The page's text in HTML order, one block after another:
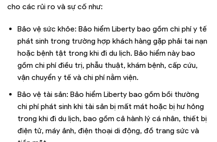
cho các rủi ro và sự cố như:
Bảo vệ sức khỏe: Bảo hiểm Liberty bao gồm chi phí y tế
phát sinh trong trường hợp khách hàng gặp phải tai nạn
hoặc bệnh tật trong khi đi du lịch. Bảo hiểm này bao
gồm chi phí điều trị, phẫu thuật, khám bệnh, cấp cứu,
vận chuyển y tế và chi phí nằm viện.
Bảo vệ tài sản: Bảo hiểm Liberty bao gồm bồi thường
chi phí phát sinh khi tài sản bị mất mát hoặc bị hư hỏng
trong khi đi du lịch, bao gồm cả hành lý cá nhân, thiết bị
điện tử, máy ảnh, điện thoại di động, đồ trang sức và